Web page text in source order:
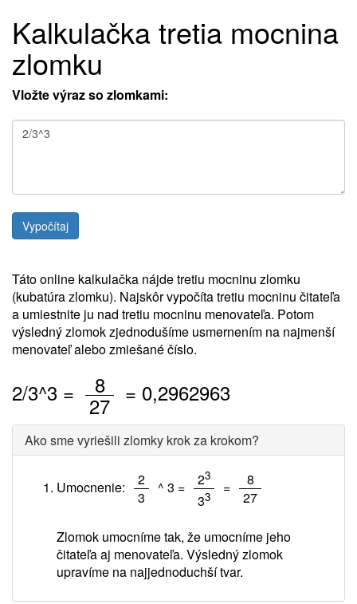
Kalkulačka tretia mocnina
zlomku
Vložte výraz so zlomkami:
Táto online kalkulačka nájde tretiu mocninu zlomku
(kubatúra zlomku). Najskôr vypočíta tretiu mocninu čitateľa
a umiestnite ju nad tretiu mocninu menovateľa. Potom
výsledný zlomok zjednodušíme usmernením na najmenší
menovateľ alebo zmiešané číslo.
2/3^3 = 8
27 = 0,2962963
Ako sme vyriešili zlomky krok za krokom?
Umocnenie: 2
3
^ 3 = 23
33
= 8
27
Zlomok umocníme tak, že umocníme jeho
čitateľa aj menovateľa. Výsledný zlomok
upravíme na najjednoduchší tvar.